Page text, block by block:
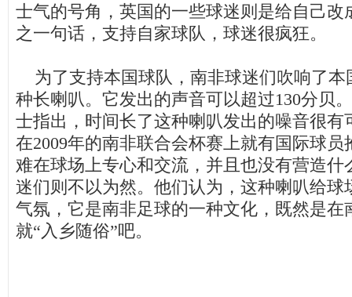
士气的号角，英国的一些球迷则是给自己改
之一句话，支持自家球队，球迷很疯狂。
为了支持本国球队，南非球迷们吹响了本
种长喇叭。它发出的声音可以超过130分贝
士指出，时间长了这种喇叭发出的噪音很有
在2009年的南非联合会杯赛上就有国际球
难在球场上专心和交流，并且也没有营造什
迷们则不以为然。他们认为，这种喇叭给球
气氛，它是南非足球的一种文化，既然是在
就“入乡随俗”吧。